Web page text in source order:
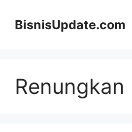
BisnisUpdate.com
Renungkan